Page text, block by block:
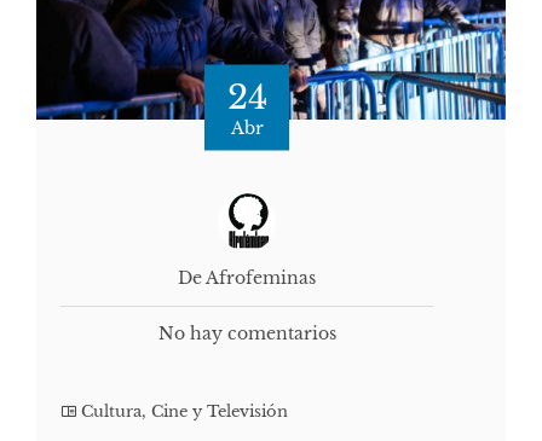
24
Abr
De Afrofeminas
No hay comentarios
Cultura, Cine y Televisión